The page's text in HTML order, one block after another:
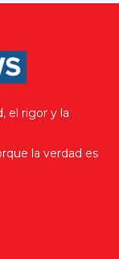
el rigor y la
la verdad es